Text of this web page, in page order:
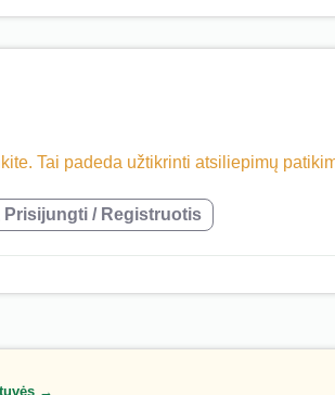
Tai padeda užtikrinti atsiliepimų
Prisijungti / Registruotis
→